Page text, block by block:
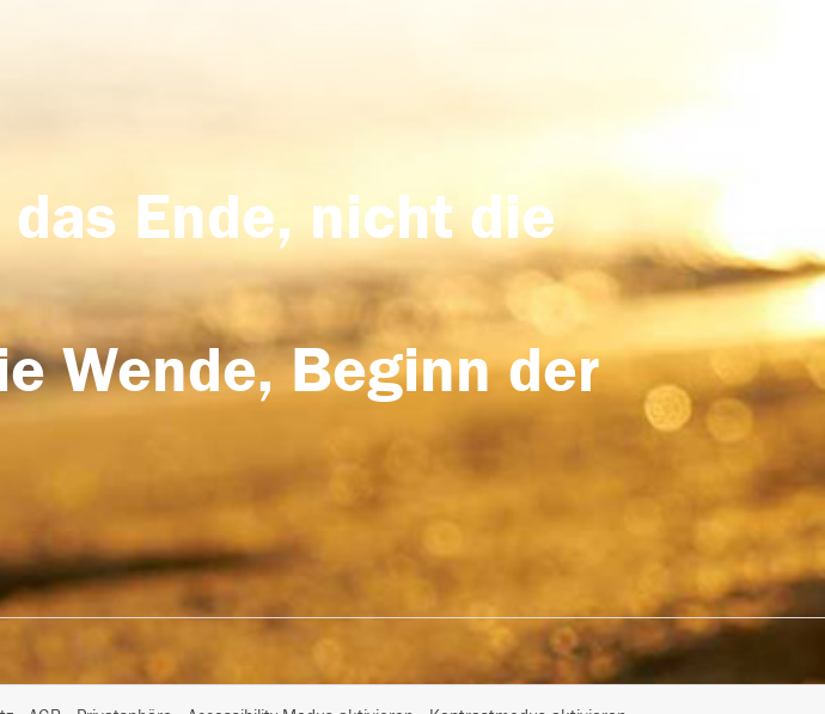
Ende, nicht die
Wende, Beginn der